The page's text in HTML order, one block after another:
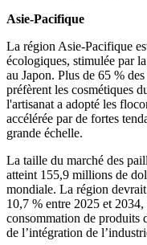
Asie-Pacifique
La région Asie-Pacifique
écologiques, stimulée par
au Japon. Plus de 65 %
préfèrent les cosmétiques
l'artisanat a adopté les
accélérée par de fortes
grande échelle.
La taille du marché des
atteint 155,9 millions de
mondiale. La région
10,7 % entre 2025 et 2034,
consommation de produits
de l’intégration de